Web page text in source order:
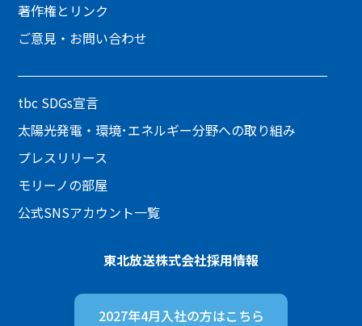
著作権とリンク
ご意見・お問い合わせ
tbc SDGs宣言
太陽光発電・環境･エネルギー分野への取り組み
プレスリリース
モリーノの部屋
公式SNSアカウント一覧
東北放送株式会社採用情報
2027年4月入社の方はこちら